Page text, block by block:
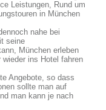
Leistungen, Rund um
in München
nahe bei
seine
München erleben
wieder ins Hotel fahren
Angebote, so dass
sollte man auf
man kann je nach